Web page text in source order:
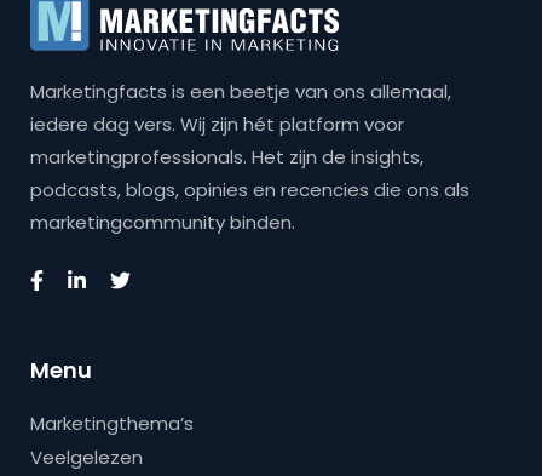
Marketingfacts is een beetje van ons allemaal,
iedere dag vers. Wij zijn hét platform voor
marketingprofessionals. Het zijn de insights,
podcasts, blogs, opinies en recencies die ons als
marketingcommunity binden.
Menu
Marketingthema’s
Veelgelezen